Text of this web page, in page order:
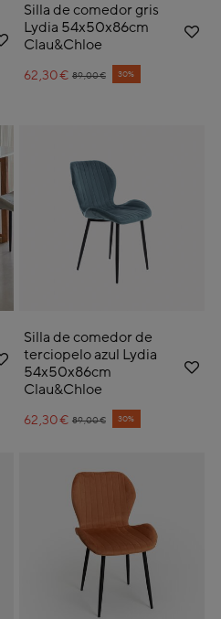
Silla de comedor gris
Lydia 54x50x86cm
Clau&Chloe
Price reduced from
89,00€
to 30%
62,30€
Silla de comedor de
terciopelo azul Lydia
54x50x86cm
Clau&Chloe
Price reduced from
89,00€
to 30%
62,30€